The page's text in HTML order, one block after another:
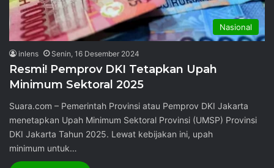
Nasional
inlens Senin, 16 Desember 2024
Resmi! Pemprov DKI Tetapkan Upah
Minimum Sektoral 2025
Suara.com – Pemerintah Provinsi atau Pemprov DKI Jakarta
menetapkan Upah Minimum Sektoral Provinsi (UMSP) Provinsi
DKI Jakarta Tahun 2025. Lewat kebijakan ini, upah
minimum untuk…